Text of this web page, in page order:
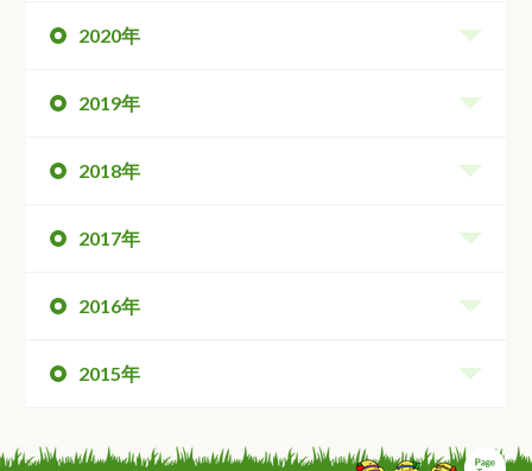
2020年
2019年
2018年
2017年
2016年
2015年
ペ